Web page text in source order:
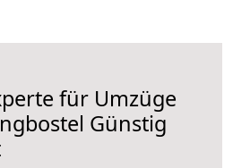
für Umzüge
Günstig